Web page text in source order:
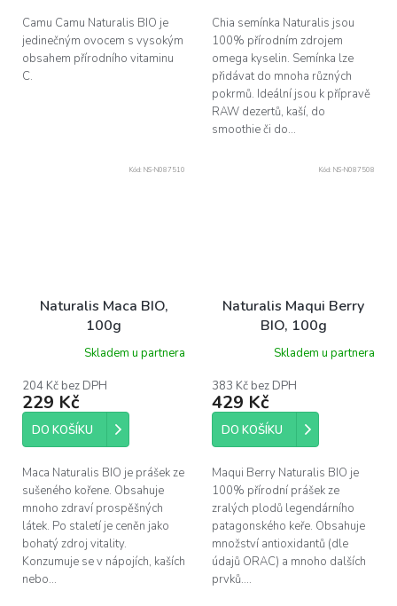
Camu Camu Naturalis BIO je
jedinečným ovocem s vysokým
obsahem přírodního vitaminu
C.
Chia semínka Naturalis jsou
100% přírodním zdrojem
omega kyselin. Semínka lze
přidávat do mnoha různých
pokrmů. Ideální jsou k přípravě
RAW dezertů, kaší, do
smoothie či do...
Naturalis Maca BIO,
100g
Skladem u partnera
204 Kč bez DPH
229 Kč
DO KOŠÍKU
Maca Naturalis BIO je prášek ze
sušeného kořene. Obsahuje
mnoho zdraví prospěšných
látek. Po staletí je ceněn jako
bohatý zdroj vitality.
Konzumuje se v nápojích, kaších
nebo...
Kód: NS-N087510
Naturalis Maqui Berry
BIO, 100g
Skladem u partnera
383 Kč bez DPH
429 Kč
DO KOŠÍKU
Maqui Berry Naturalis BIO je
100% přírodní prášek ze
zralých plodů legendárního
patagonského keře. Obsahuje
množství antioxidantů (dle
údajů ORAC) a mnoho dalších
prvků....
Kód: NS-N087508